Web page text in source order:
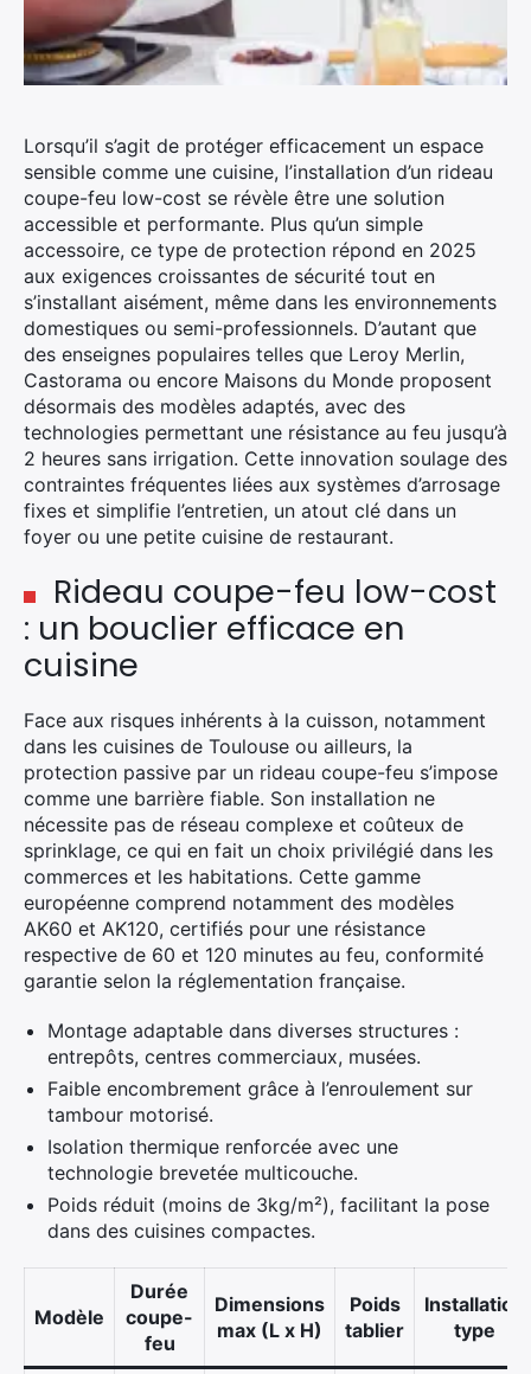
Lorsqu’il s’agit de protéger efficacement un espace
sensible comme une cuisine, l’installation d’un rideau
coupe-feu low-cost se révèle être une solution
accessible et performante. Plus qu’un simple
accessoire, ce type de protection répond en 2025
aux exigences croissantes de sécurité tout en
s’installant aisément, même dans les environnements
domestiques ou semi-professionnels. D’autant que
des enseignes populaires telles que Leroy Merlin,
Castorama ou encore Maisons du Monde proposent
désormais des modèles adaptés, avec des
technologies permettant une résistance au feu jusqu’à
2 heures sans irrigation. Cette innovation soulage des
contraintes fréquentes liées aux systèmes d’arrosage
fixes et simplifie l’entretien, un atout clé dans un
foyer ou une petite cuisine de restaurant.
Rideau coupe-feu low-cost
: un bouclier efficace en
cuisine
Face aux risques inhérents à la cuisson, notamment
dans les cuisines de Toulouse ou ailleurs, la
protection passive par un rideau coupe-feu s’impose
comme une barrière fiable. Son installation ne
nécessite pas de réseau complexe et coûteux de
sprinklage, ce qui en fait un choix privilégié dans les
commerces et les habitations. Cette gamme
européenne comprend notamment des modèles
AK60 et AK120, certifiés pour une résistance
respective de 60 et 120 minutes au feu, conformité
garantie selon la réglementation française.
Montage adaptable dans diverses structures :
entrepôts, centres commerciaux, musées.
Faible encombrement grâce à l’enroulement sur
tambour motorisé.
Isolation thermique renforcée avec une
technologie brevetée multicouche.
Poids réduit (moins de 3kg/m²), facilitant la pose
dans des cuisines compactes.
Modèle
Durée
coupe-
feu
Dimensions
max (L x H)
Poids
tablier
Installation
type